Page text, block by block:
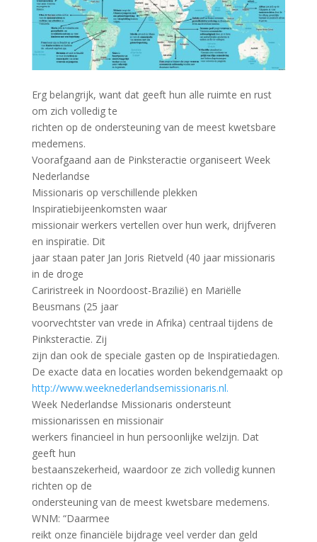
Erg belangrijk, want dat geeft hun alle ruimte en rust
om zich volledig te
richten op de ondersteuning van de meest kwetsbare
medemens.
Voorafgaand aan de Pinksteractie organiseert Week
Nederlandse
Missionaris op verschillende plekken
Inspiratiebijeenkomsten waar
missionair werkers vertellen over hun werk, drijfveren
en inspiratie. Dit
jaar staan pater Jan Joris Rietveld (40 jaar missionaris
in de droge
Cariristreek in Noordoost-Brazilië) en Mariëlle
Beusmans (25 jaar
voorvechtster van vrede in Afrika) centraal tijdens de
Pinksteractie. Zij
zijn dan ook de speciale gasten op de Inspiratiedagen.
De exacte data en locaties worden bekendgemaakt op
http://www.weeknederlandsemissionaris.nl.
Week Nederlandse Missionaris ondersteunt
missionarissen en missionair
werkers financieel in hun persoonlijke welzijn. Dat
geeft hun
bestaanszekerheid, waardoor ze zich volledig kunnen
richten op de
ondersteuning van de meest kwetsbare medemens.
WNM: “Daarmee
reikt onze financiële bijdrage veel verder dan geld